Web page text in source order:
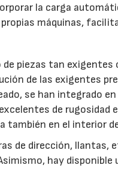
la carga
máquinas,
piezas tan exigentes
de las exigentes
se han integrado
de rugosidad
también en el interior
de dirección, llantas,
hay disponible